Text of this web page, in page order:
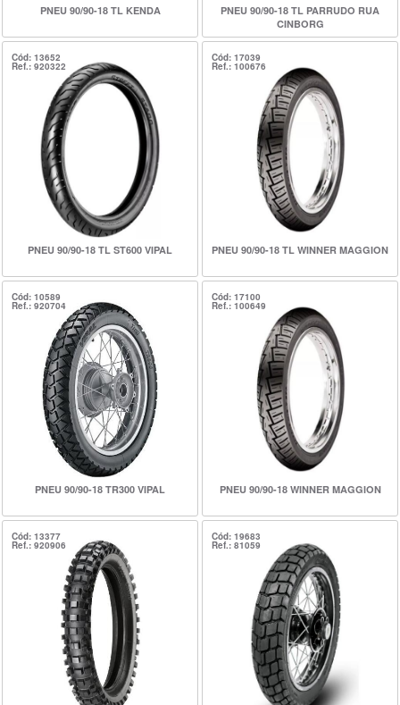
PNEU 90/90-18 TL KENDA
PNEU 90/90-18 TL PARRUDO RUA
CINBORG
Cód: 13652
Ref.: 920322
PNEU 90/90-18 TL ST600 VIPAL
Cód: 17039
Ref.: 100676
PNEU 90/90-18 TL WINNER MAGGION
Cód: 10589
Ref.: 920704
PNEU 90/90-18 TR300 VIPAL
Cód: 17100
Ref.: 100649
PNEU 90/90-18 WINNER MAGGION
Cód: 13377
Ref.: 920906
Cód: 19683
Ref.: 81059